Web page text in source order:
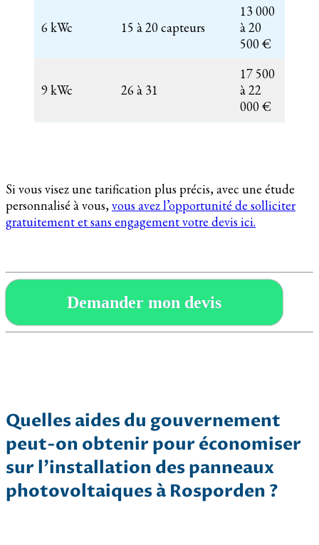
6 kWc 15 à 20 capteurs
13 000
à 20
500 €
9 kWc 26 à 31
17 500
à 22
000 €
Si vous visez une tarification plus précis, avec une étude
personnalisé à vous,vous avez l’opportunité de solliciter
gratuitement et sans engagement votre devis ici.
Demander mon devis
Quelles aides du gouvernement
peut-on obtenir pour économiser
sur l’installation des panneaux
photovoltaiques à Rosporden ?